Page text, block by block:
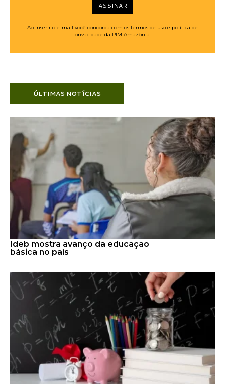
ASSINAR
Ao inserir o e-mail você concorda com os termos de uso e política de
privacidade da PIM Amazônia.
ÚLTIMAS NOTÍCIAS
Ideb mostra avanço da educação
básica no país